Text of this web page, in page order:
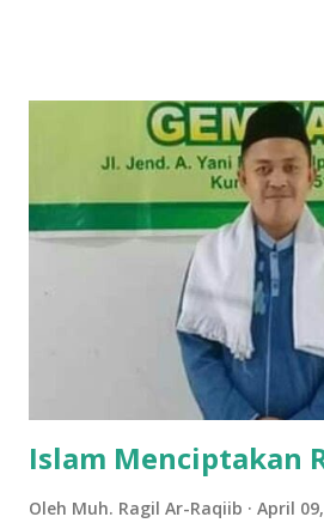
bangsawan/ningrat, berwibawa,
cerita leluhur, Cis = keris dari
tersebut melayang dan jatuh di blok
pangbadakan/sekarang blok
Malaraman, dahulu disana
(badak mandi lumpur) dan dari
dipakai menulis oleh bangsawan
Panulisan, maka sangatlah kental
Panulisan . Wilayah Kabupaten
dalam jaman keraja...
Islam Menciptakan
Oleh Muh. Ragil Ar-Raqiib April